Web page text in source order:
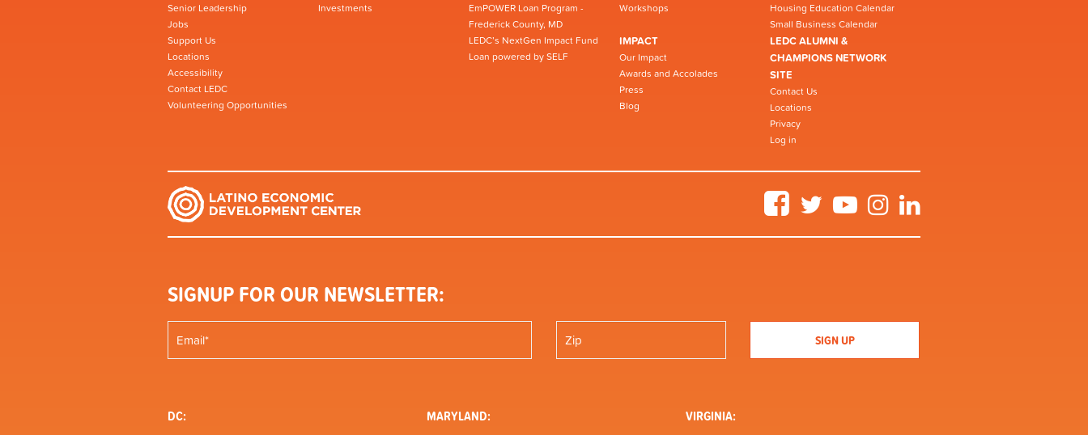
Senior Leadership
Jobs
Support Us
Locations
Accessibility
Contact LEDC
Volunteering Opportunities
Investments
EmPOWER Loan Program -
Frederick County, MD
LEDC’s NextGen Impact Fund
Loan powered by SELF
Workshops
Housing Education Calendar
Small Business Calendar
IMPACT
Our Impact
Awards and Accolades
Press
Blog
LEDC ALUMNI &
CHAMPIONS NETWORK
SITE
Contact Us
Locations
Privacy
Log in
FacebookTwitter YouTubeInstagram
SIGNUP FOR OUR NEWSLETTER:
DC: MARYLAND: VIRGINIA: